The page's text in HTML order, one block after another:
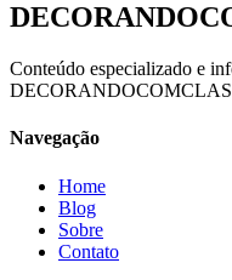
Conteúdo especializado e
Navegação
Home
Blog
Sobre
Contato